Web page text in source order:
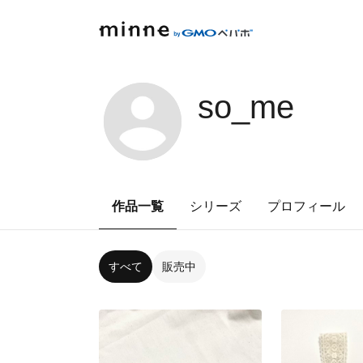
so_me
作品一覧 シリーズ プロフィール
すべて 販売中